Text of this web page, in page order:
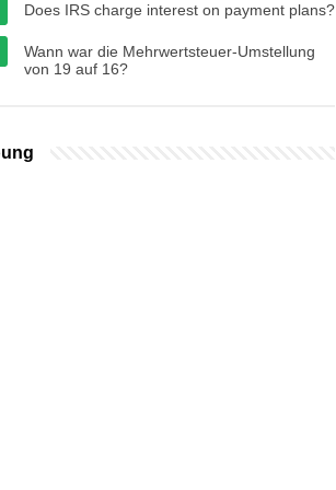
Does IRS charge interest on payment plans?
Wann war die Mehrwertsteuer-Umstellung
von 19 auf 16?